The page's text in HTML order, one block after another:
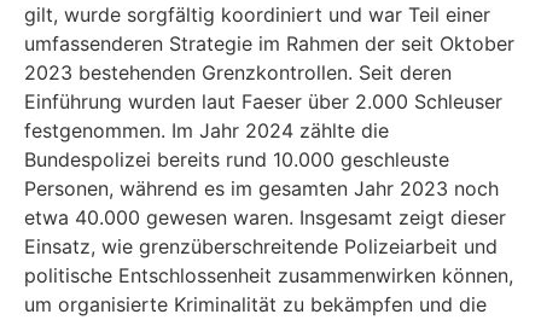
gilt, wurde sorgfältig koordiniert und war Teil einer
umfassenderen Strategie im Rahmen der seit Oktober
2023 bestehenden Grenzkontrollen. Seit deren
Einführung wurden laut Faeser über 2.000 Schleuser
festgenommen. Im Jahr 2024 zählte die
Bundespolizei bereits rund 10.000 geschleuste
Personen, während es im gesamten Jahr 2023 noch
etwa 40.000 gewesen waren. Insgesamt zeigt dieser
Einsatz, wie grenzüberschreitende Polizeiarbeit und
politische Entschlossenheit zusammenwirken können,
um organisierte Kriminalität zu bekämpfen und die